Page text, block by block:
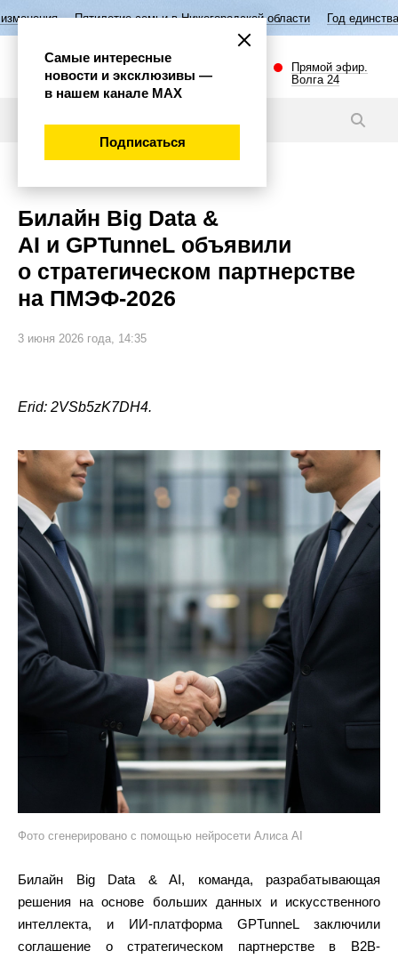
семьи в Нижегородской области Год единства народов России
Прямой эфир.
Волга 24
Билайн Big Data &
AI и GPTunneL объявили
о стратегическом партнерстве
на ПМЭФ-2026
3 июня 2026 года, 14:35
Erid: 2VSb5zK7DH4.
Фото сгенерировано с помощью нейросети Алиса AI
Билайн Big Data & AI, команда, разрабатывающая
решения на основе больших данных и искусственного
интеллекта, и ИИ-платформа GPTunneL заключили
соглашение о стратегическом партнерстве в B2B-
Самые интересные
новости и эксклюзивы —
в нашем канале МАХ
Подписаться